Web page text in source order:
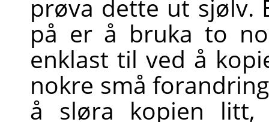
prøva dette ut sjølv.
på er å bruka to
enklast til ved å
nokre små
å sløra kopien